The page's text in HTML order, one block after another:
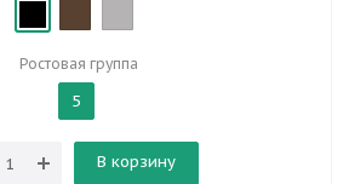
Ростовая группа
5
В корзину